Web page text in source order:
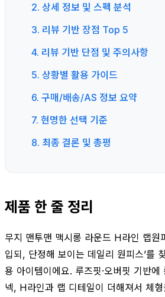
2. 상세 정보 및 스펙 분석
3. 리뷰 기반 장점 Top 5
4. 리뷰 기반 단점 및 주의사항
5. 상황별 활용 가이드
6. 구매/배송/AS 정보 요약
7. 현명한 선택 기준
8. 최종 결론 및 총평
제품 한 줄 정리
무지 맨투맨 맥시롱 라운드 H라인 랩원
입되, 단정해 보이는 데일리 원피스’를
용 아이템이에요. 루즈핏·오버핏 기반
넥, H라인과 랩 디테일이 더해져서 체